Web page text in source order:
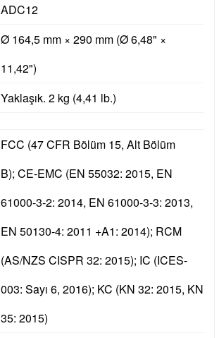
ADC12
Ø 164,5 mm × 290 mm (Ø 6,48" ×
11,42")
Yaklaşık. 2 kg (4,41 lb.)
FCC (47 CFR Bölüm 15, Alt Bölüm
B); CE-EMC (EN 55032: 2015, EN
61000-3-2: 2014, EN 61000-3-3: 2013,
EN 50130-4: 2011 +A1: 2014); RCM
(AS/NZS CISPR 32: 2015); IC (ICES-
003: Sayı 6, 2016); KC (KN 32: 2015, KN
35: 2015)